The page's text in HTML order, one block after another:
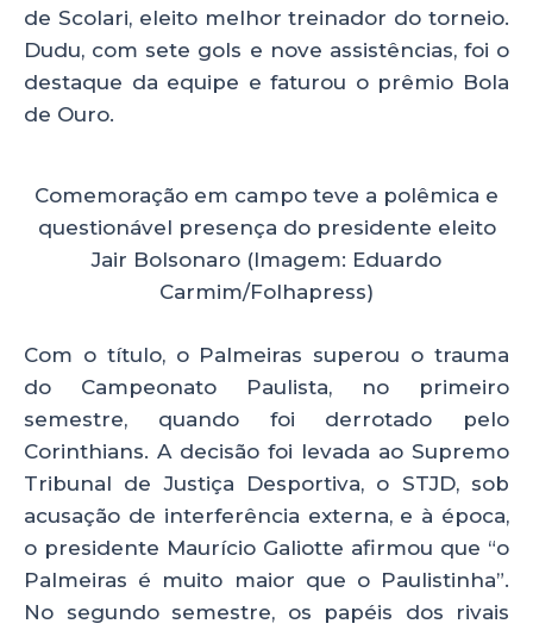
de Scolari, eleito melhor treinador do torneio.
Dudu, com sete gols e nove assistências, foi o
destaque da equipe e faturou o prêmio Bola
de Ouro.
Comemoração em campo teve a polêmica e
questionável presença do presidente eleito
Jair Bolsonaro (Imagem: Eduardo
Carmim/Folhapress)
Com o título, o Palmeiras superou o trauma
do Campeonato Paulista, no primeiro
semestre, quando foi derrotado pelo
Corinthians. A decisão foi levada ao Supremo
Tribunal de Justiça Desportiva, o STJD, sob
acusação de interferência externa, e à época,
o presidente Maurício Galiotte afirmou que “o
Palmeiras é muito maior que o Paulistinha”.
No segundo semestre, os papéis dos rivais